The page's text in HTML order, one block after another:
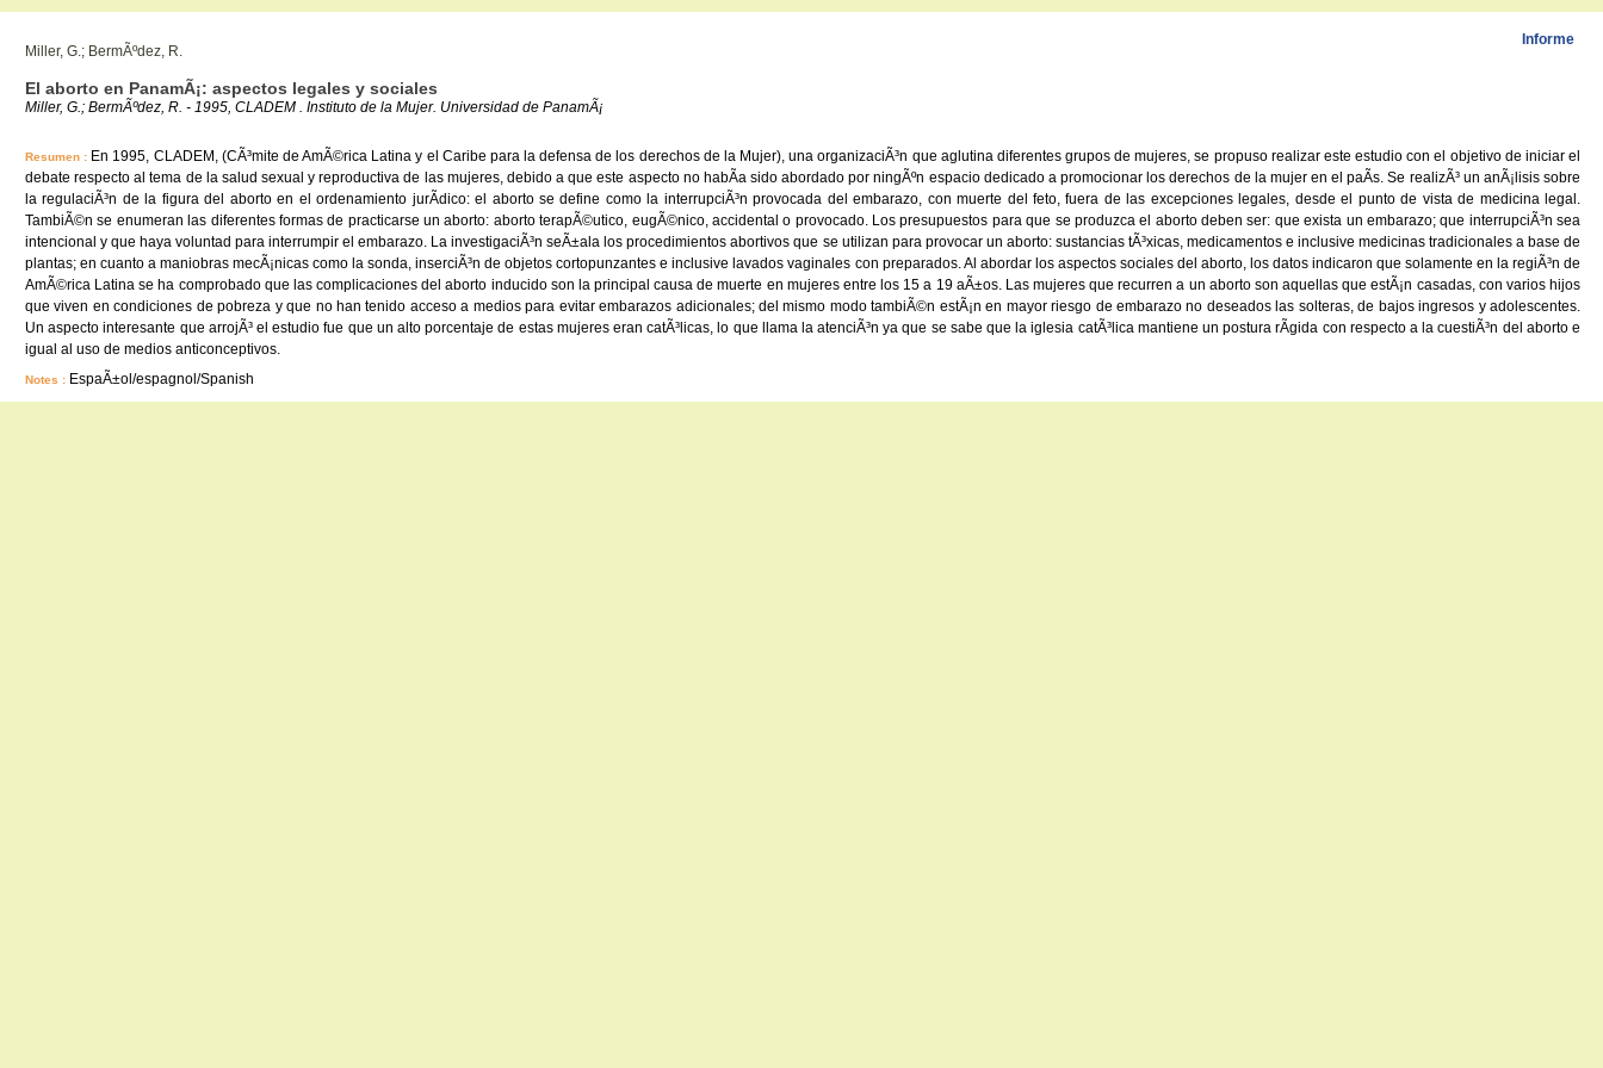
Informe
Miller, G.; BermÃºdez, R.
El aborto en PanamÃ¡: aspectos legales y sociales
Miller, G.; BermÃºdez, R. - 1995, CLADEM . Instituto de la Mujer. Universidad de PanamÃ¡
Resumen : En 1995, CLADEM, (CÃ³mite de AmÃ©rica Latina y el Caribe para la defensa de los derechos de la Mujer), una organizaciÃ³n que aglutina diferentes grupos de mujeres, se propuso realizar este estudio con el objetivo de iniciar el
debate respecto al tema de la salud sexual y reproductiva de las mujeres, debido a que este aspecto no habÃ­a sido abordado por ningÃºn espacio dedicado a promocionar los derechos de la mujer en el paÃ­s. Se realizÃ³ un anÃ¡lisis sobre
la regulaciÃ³n de la figura del aborto en el ordenamiento jurÃ­dico: el aborto se define como la interrupciÃ³n provocada del embarazo, con muerte del feto, fuera de las excepciones legales, desde el punto de vista de medicina legal.
TambiÃ©n se enumeran las diferentes formas de practicarse un aborto: aborto terapÃ©utico, eugÃ©nico, accidental o provocado. Los presupuestos para que se produzca el aborto deben ser: que exista un embarazo; que interrupciÃ³n sea
intencional y que haya voluntad para interrumpir el embarazo. La investigaciÃ³n seÃ±ala los procedimientos abortivos que se utilizan para provocar un aborto: sustancias tÃ³xicas, medicamentos e inclusive medicinas tradicionales a base de
plantas; en cuanto a maniobras mecÃ¡nicas como la sonda, inserciÃ³n de objetos cortopunzantes e inclusive lavados vaginales con preparados. Al abordar los aspectos sociales del aborto, los datos indicaron que solamente en la regiÃ³n de
AmÃ©rica Latina se ha comprobado que las complicaciones del aborto inducido son la principal causa de muerte en mujeres entre los 15 a 19 aÃ±os. Las mujeres que recurren a un aborto son aquellas que estÃ¡n casadas, con varios hijos
que viven en condiciones de pobreza y que no han tenido acceso a medios para evitar embarazos adicionales; del mismo modo tambiÃ©n estÃ¡n en mayor riesgo de embarazo no deseados las solteras, de bajos ingresos y adolescentes.
Un aspecto interesante que arrojÃ³ el estudio fue que un alto porcentaje de estas mujeres eran catÃ³licas, lo que llama la atenciÃ³n ya que se sabe que la iglesia catÃ³lica mantiene un postura rÃ­gida con respecto a la cuestiÃ³n del aborto e
igual al uso de medios anticonceptivos.
Notes : EspaÃ±ol/espagnol/Spanish